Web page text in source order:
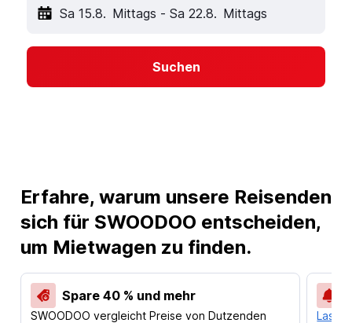
Sa 15.8. Mittags - Sa 22.8. Mittags
Suchen
Erfahre, warum unsere Reisenden
sich für SWOODOO entscheiden,
um Mietwagen zu finden.
Spare 40 % und mehr
SWOODOO vergleicht Preise von Dutzenden
Lass